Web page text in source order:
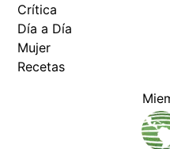
Crítica
Día a Día
Mujer
Recetas